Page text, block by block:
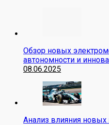
Обзор новых
автономности и
08.06.2025
Анализ влияния новых